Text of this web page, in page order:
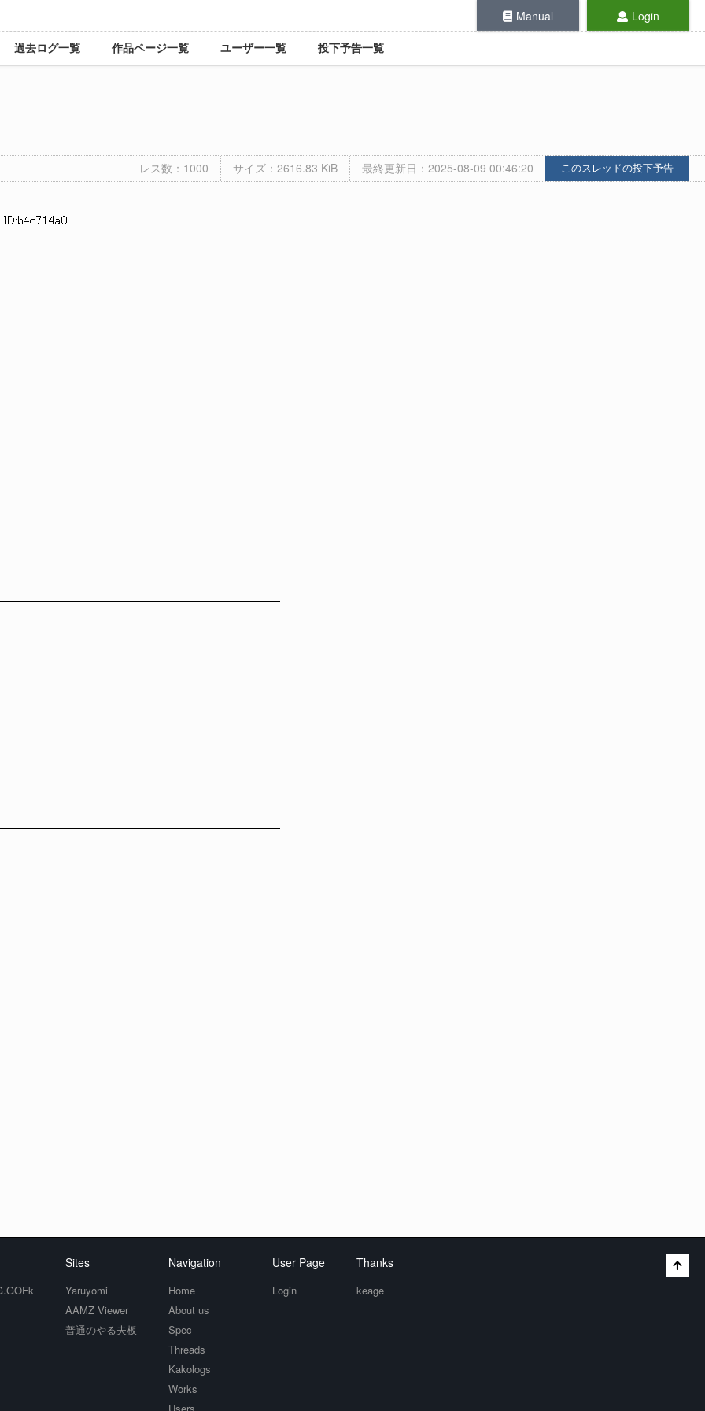
Manual Login
過去ログ一覧 作品ページ一覧 ユーザー一覧 投下予告一覧
レス数：1000 サイズ：2616.83 KiB 最終更新日：2025-08-09 00:46:20 このスレッドの投下予告
Sites
Yaruyomi
AAMZ Viewer
普通のやる夫板
Navigation
Home
About us
Spec
Threads
Kakologs
Works
User Page
Login
Thanks
keage